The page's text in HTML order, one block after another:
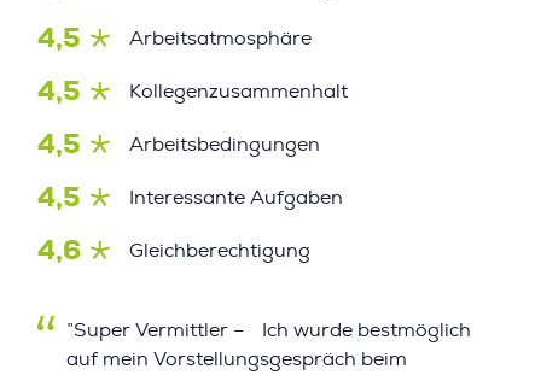
4,5 Arbeitsatmosphäre
4,5 Kollegenzusammenhalt
4,5 Arbeitsbedingungen
4,5 Interessante Aufgaben
4,6 Gleichberechtigung
”Super Vermittler – Ich wurde bestmöglich
auf mein Vorstellungsgespräch beim